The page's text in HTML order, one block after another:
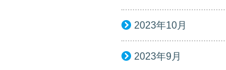
2023年10月
2023年9月